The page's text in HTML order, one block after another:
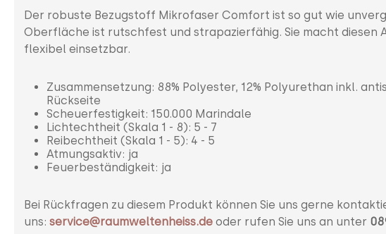
Der robuste Bezugstoff Mikrofaser Comfort ist so gut wie
Oberfläche ist rutschfest und strapazierfähig. Sie macht
flexibel einsetzbar.
Zusammensetzung: 88% Polyester, 12% Polyurethan inkl.
Rückseite
Scheuerfestigkeit: 150.000 Marindale
Lichtechtheit (Skala 1 - 8): 5 - 7
Reibechtheit (Skala 1 - 5): 4 - 5
Atmungsaktiv: ja
Feuerbeständigkeit: ja
Bei Rückfragen zu diesem Produkt können Sie uns gerne
uns: service@raumweltenheiss.de oder rufen Sie uns an unter